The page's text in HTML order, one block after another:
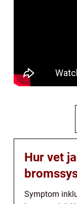
Hur vet
Symptom